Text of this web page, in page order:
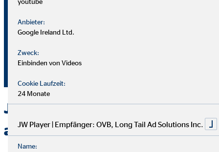
Bei OVB gibt es keine Grenzen: Unser Karriereplan bietet
Aufstiegsmöglichkeiten durch Ausbildung und Praxis.
Unterstützung bekommst du von deinem Team und deiner
Jetzt bei OVB in Rodewisch
als Berater durchstarten
Anbieter:
Google Ireland Ltd.
Zweck:
Einbinden von Videos
Cookie Laufzeit:
24 Monate
JW Player | Empfänger: OVB, Long Tail Ad Solutions Inc.
Name: